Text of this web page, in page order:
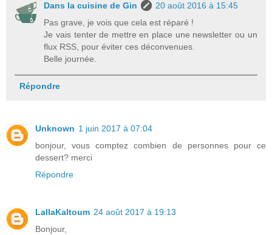
Dans la cuisine de Gin
20 août 2016 à 15:45
Pas grave, je vois que cela est réparé !
Je vais tenter de mettre en place une newsletter ou un
flux RSS, pour éviter ces déconvenues.
Belle journée.
Répondre
Unknown 1 juin 2017 à 07:04
bonjour, vous comptez combien de personnes pour ce
dessert? merci
Répondre
LallaKaltoum 24 août 2017 à 19:13
Bonjour,